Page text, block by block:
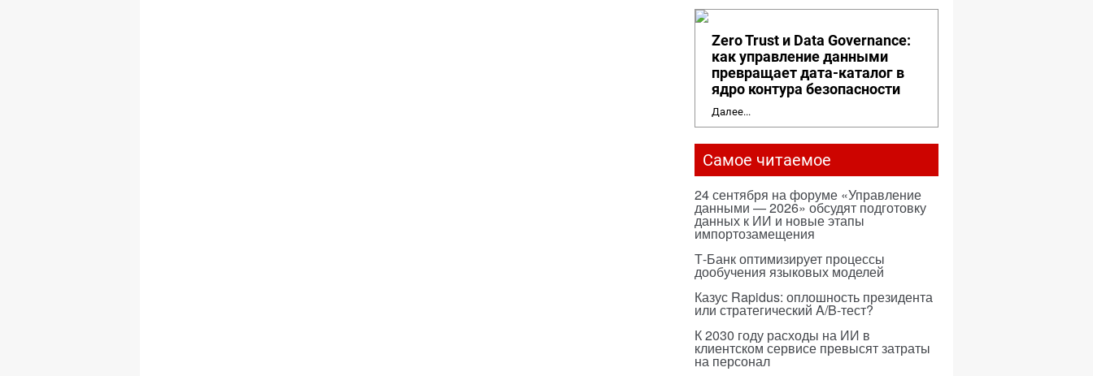
Zero Trust и Data Governance:
как управление данными
превращает дата-каталог в
ядро контура безопасности
Далее...
Самое читаемое
24 сентября на форуме «Управление
данными — 2026» обсудят подготовку
данных к ИИ и новые этапы
импортозамещения
Т-Банк оптимизирует процессы
дообучения языковых моделей
Казус Rapidus: оплошность президента
или стратегический A/B-тест?
К 2030 году расходы на ИИ в
клиентском сервисе превысят затраты
на персонал